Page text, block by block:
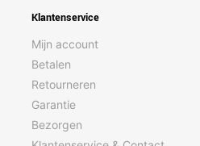
Klantenservice
Mijn account
Betalen
Retourneren
Garantie
Bezorgen